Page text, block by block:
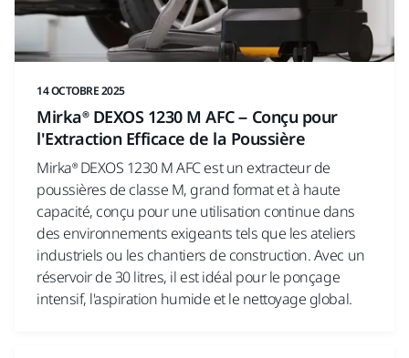
14 OCTOBRE 2025
Mirka® DEXOS 1230 M AFC – Conçu pour
l'Extraction Efficace de la Poussière
Mirka® DEXOS 1230 M AFC est un extracteur de
poussières de classe M, grand format et à haute
capacité, conçu pour une utilisation continue dans
des environnements exigeants tels que les ateliers
industriels ou les chantiers de construction. Avec un
réservoir de 30 litres, il est idéal pour le ponçage
intensif, l'aspiration humide et le nettoyage global.